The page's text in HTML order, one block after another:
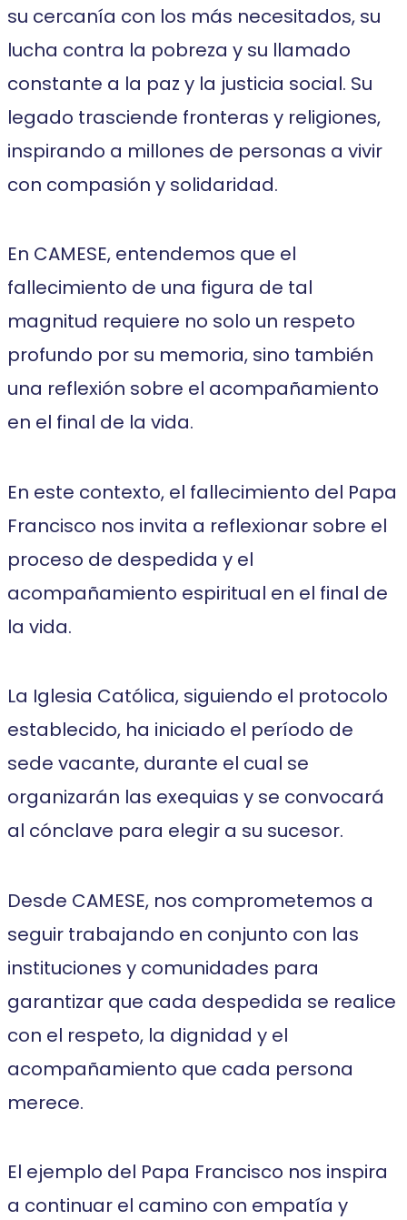
su cercanía con los más necesitados, su
lucha contra la pobreza y su llamado
constante a la paz y la justicia social. Su
legado trasciende fronteras y religiones,
inspirando a millones de personas a vivir
con compasión y solidaridad.
En CAMESE, entendemos que el
fallecimiento de una figura de tal
magnitud requiere no solo un respeto
profundo por su memoria, sino también
una reflexión sobre el acompañamiento
en el final de la vida.
En este contexto, el fallecimiento del Papa
Francisco nos invita a reflexionar sobre el
proceso de despedida y el
acompañamiento espiritual en el final de
la vida.
La Iglesia Católica, siguiendo el protocolo
establecido, ha iniciado el período de
sede vacante, durante el cual se
organizarán las exequias y se convocará
al cónclave para elegir a su sucesor.
Desde CAMESE, nos comprometemos a
seguir trabajando en conjunto con las
instituciones y comunidades para
garantizar que cada despedida se realice
con el respeto, la dignidad y el
acompañamiento que cada persona
merece.
El ejemplo del Papa Francisco nos inspira
a continuar el camino con empatía y